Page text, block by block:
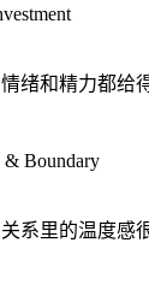
绪和精力都给
& Boundary
系里的温度感